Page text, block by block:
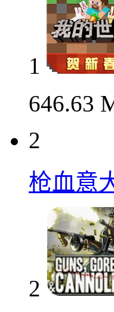
1
646.63
2
枪血意
2